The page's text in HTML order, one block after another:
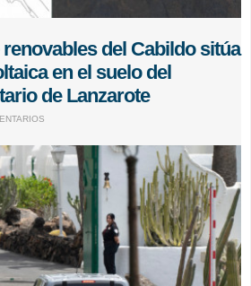
del Cabildo sitúa
en el suelo del
de Lanzarote